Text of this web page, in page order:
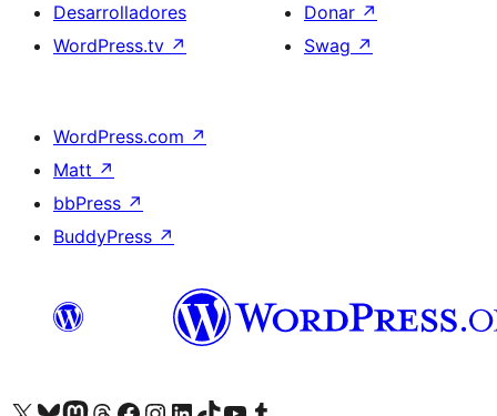
Desarrolladores
WordPress.tv ↗
Donar ↗
Swag ↗
WordPress.com ↗
Matt ↗
bbPress ↗
BuddyPress ↗